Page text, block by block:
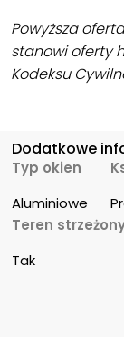
Powyższa
stanowi oferty
Kodeksu
Dodatkowe
Typ okien
Aluminiowe
Teren
Tak